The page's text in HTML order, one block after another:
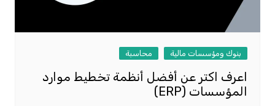
بنوك ومؤسسات مالية محاسبة
اعرف اكتر عن أفضل أنظمة تخطيط موارد
المؤسسات (ERP)